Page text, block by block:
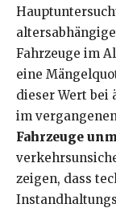
Fahrzeuge im
eine
dieser Wert bei
im
Fahrzeuge
zeigen, dass